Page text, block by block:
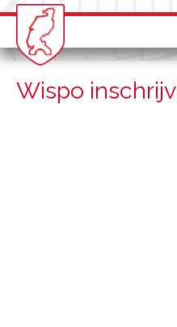
Wispo